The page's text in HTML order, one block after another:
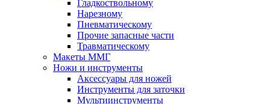
Гладкоствольному
Нарезному
Пневматическому
Прочие запасные части
Травматическому
Макеты ММГ
Ножи и инструменты
Аксессуары для ножей
Инструменты для заточки
Мультиинструменты